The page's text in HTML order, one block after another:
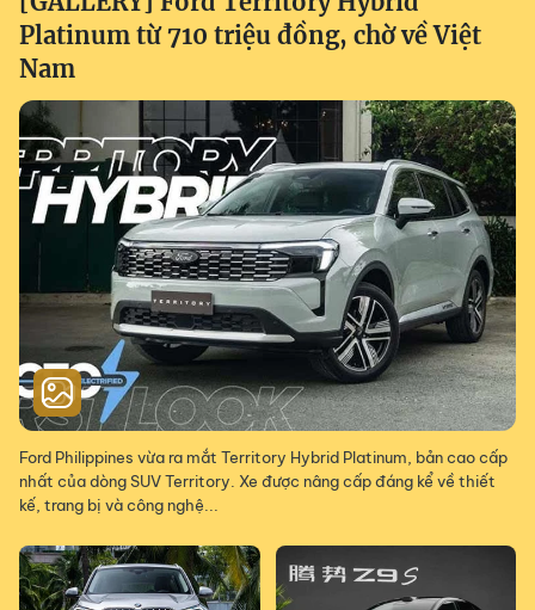
Platinum từ 710 triệu đồng, chờ về Việt
Nam
Ford Philippines vừa ra mắt Territory Hybrid Platinum, bản cao cấp
nhất của dòng SUV Territory. Xe được nâng cấp đáng kể về thiết
kế, trang bị và công nghệ...